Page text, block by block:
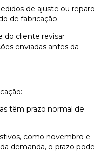
de ajuste ou reparo
de fabricação.
do cliente revisar
enviadas antes da
têm prazo normal de
como novembro e
demanda, o prazo pode